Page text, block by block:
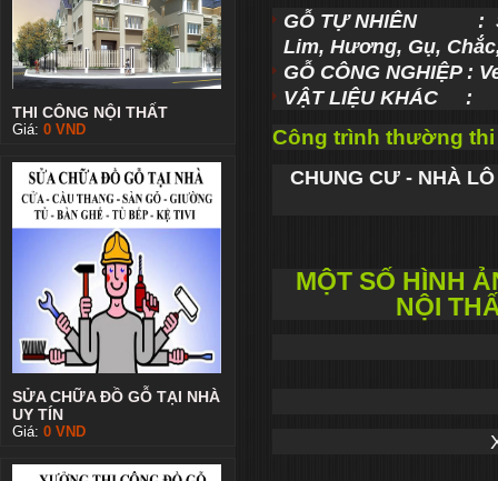
THI CÔNG NỘI THẤT
Giá: 0 VND
SỬA CHỮA ĐỒ GỖ TẠI NHÀ
UY TÍN
Giá: 0 VND
GỖ TỰ NHIÊN :
Lim, Hương, Gụ,
GỖ CÔNG NGHIỆP :
VẬT LIỆU KHÁC :
Công trình thường
CHUNG CƯ - NHÀ
MỘT SỐ HÌNH
NỘI